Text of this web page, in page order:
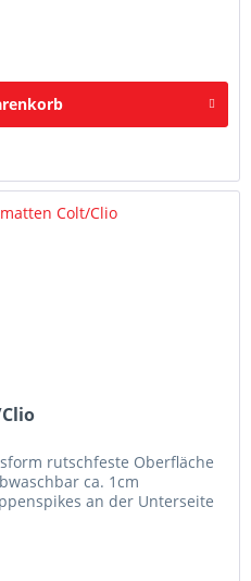
rutschfeste Oberfläche
ca. 1cm
an der Unterseite